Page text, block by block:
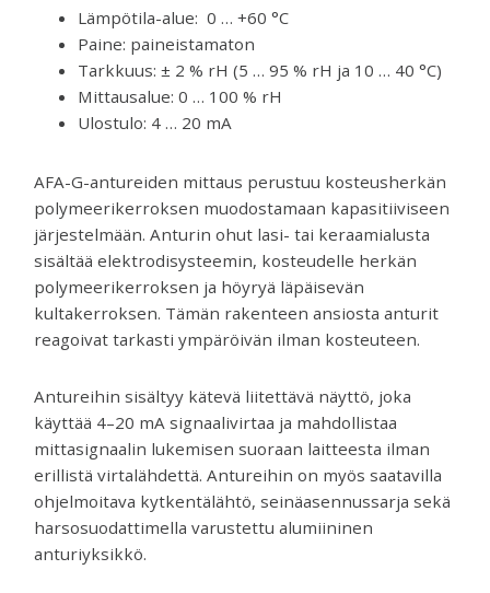
Lämpötila-alue: 0 … +60 °C
Paine: paineistamaton
Tarkkuus: ± 2 % rH (5 … 95 % rH ja 10 … 40 °C)
Mittausalue: 0 … 100 % rH
Ulostulo: 4 … 20 mA
AFA-G-antureiden mittaus perustuu kosteusherkän
polymeerikerroksen muodostamaan kapasitiiviseen
järjestelmään. Anturin ohut lasi- tai keraamialusta
sisältää elektrodisysteemin, kosteudelle herkän
polymeerikerroksen ja höyryä läpäisevän
kultakerroksen. Tämän rakenteen ansiosta anturit
reagoivat tarkasti ympäröivän ilman kosteuteen.
Antureihin sisältyy kätevä liitettävä näyttö, joka
käyttää 4–20 mA signaalivirtaa ja mahdollistaa
mittasignaalin lukemisen suoraan laitteesta ilman
erillistä virtalähdettä. Antureihin on myös saatavilla
ohjelmoitava kytkentälähtö, seinäasennussarja sekä
harsosuodattimella varustettu alumiininen
anturiyksikkö.